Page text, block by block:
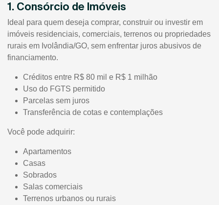
1. Consórcio de Imóveis
Ideal para quem deseja comprar, construir ou investir em
imóveis residenciais, comerciais, terrenos ou propriedades
rurais em Ivolândia/GO, sem enfrentar juros abusivos de
financiamento.
Créditos entre R$ 80 mil e R$ 1 milhão
Uso do FGTS permitido
Parcelas sem juros
Transferência de cotas e contemplações
Você pode adquirir:
Apartamentos
Casas
Sobrados
Salas comerciais
Terrenos urbanos ou rurais